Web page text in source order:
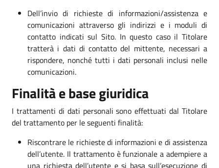
Dell’invio di richieste di informazioni/assistenza e
comunicazioni attraverso gli indirizzi e i moduli di
contatto indicati sul Sito. In questo caso il Titolare
tratterà i dati di contatto del mittente, necessari a
rispondere, nonché tutti i dati personali inclusi nelle
comunicazioni.
Finalità e base giuridica
I trattamenti di dati personali sono effettuati dal Titolare
del trattamento per le seguenti finalità:
Riscontrare le richieste di informazioni e di assistenza
dell’utente. Il trattamento è funzionale a adempiere a
una richiesta dell’utente e si basa sull’esecuzione di